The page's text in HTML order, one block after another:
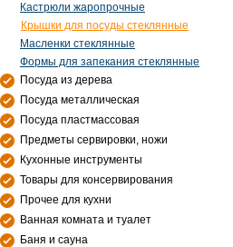
Кастрюли жаропрочные
Крышки для посуды стеклянные
Масленки стеклянные
Формы для запекания стеклянные
Посуда из дерева
Посуда металлическая
Посуда пластмассовая
Предметы сервировки, ножи
Кухонные инструменты
Товары для консервирования
Прочее для кухни
Ванная комната и туалет
Баня и сауна